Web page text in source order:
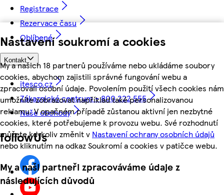
Nastavení soukromí a cookies
My a našich 18 partnerů používáme nebo ukládáme soubory
cookies, abychom zajistili správné fungování webu a
zpracovali osobní údaje. Povolením použití všech cookies nám
umožníte zobrazovat například také personalizovanou
reklamu. V opačném případě zůstanou aktivní jen nezbytné
cookies, které potřebujeme k provozu webu. Své rozhodnutí
můžete kdykoliv změnit v Nastavení ochrany osobních údajů
nebo kliknutím na odkaz Soukromí a cookies v patičce webu.
My a naši partneři zpracováváme údaje z
následujících důvodů
Registrace
Rezervace času
Oblíbené
Kontakt
itesco.cz
Zákaznické centrum - 800 222 555
Naše obchody
followUs